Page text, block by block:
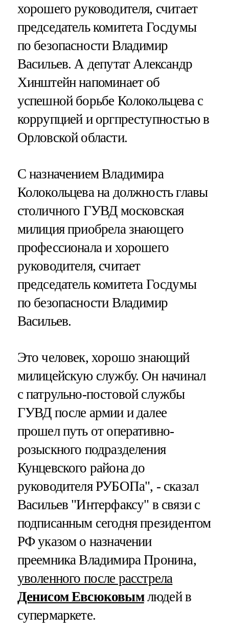
хорошего руководителя, считает
председатель комитета Госдумы
по безопасности Владимир
Васильев. А депутат Александр
Хинштейн напоминает об
успешной борьбе Колокольцева с
коррупцией и оргпреступностью в
Орловской области.
С назначением Владимира
Колокольцева на должность главы
столичного ГУВД московская
милиция приобрела знающего
профессионала и хорошего
руководителя, считает
председатель комитета Госдумы
по безопасности Владимир
Васильев.
Это человек, хорошо знающий
милицейскую службу. Он начинал
с патрульно-постовой службы
ГУВД после армии и далее
прошел путь от оперативно-
розыскного подразделения
Кунцевского района до
руководителя РУБОПа", - сказал
Васильев "Интерфаксу" в связи с
подписанным сегодня президентом
РФ указом о назначении
преемника Владимира Пронина,
уволенного после расстрела
Денисом Евсюковымлюдей в
супермаркете.